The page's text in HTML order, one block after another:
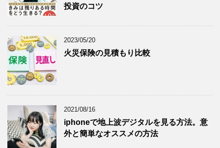
投資のコツ
2023/05/20
火災保険の見積もり比較
2021/08/16
iphoneで地上波デジタルを見る方法。意
外と簡単なオススメの方法